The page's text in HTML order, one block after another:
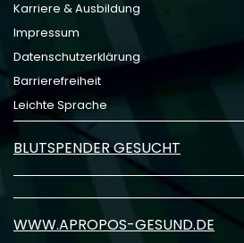
Karriere & Ausbildung
Impressum
Datenschutzerklärung
Barrierefreiheit
Leichte Sprache
BLUTSPENDER GESUCHT
WWW.APROPOS-GESUND.DE